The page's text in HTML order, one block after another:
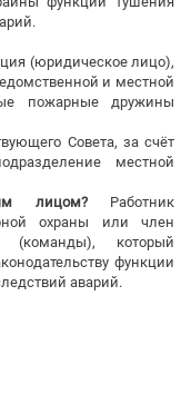
(юридическое лицо),
и местной
пожарные дружины
Совета, за счёт
местной
лицом?Работник
охраны или член
(команды), который
функции
аварий.